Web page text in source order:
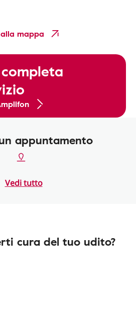
mappa
appuntamento
Vedi tutto
cura del tuo udito?